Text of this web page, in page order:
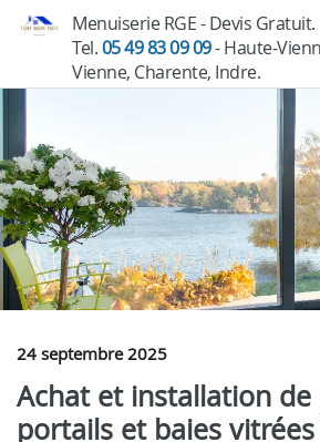
Menuiserie RGE - Devis Gratuit.
Tel.05 49 83 09 09- Haute-
Vienne, Charente, Indre.
24 septembre 2025
Achat et installation de
portails et baies